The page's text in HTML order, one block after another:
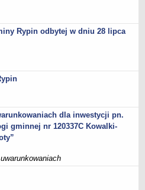
urzędnicze
stanowiska urzędnicze
wymagania formalne w naborach na
urzędnicze
Rypin odbytej w dniu 28 lipca
dla inwestycji pn.
gminnej nr 120337C Kowalki-